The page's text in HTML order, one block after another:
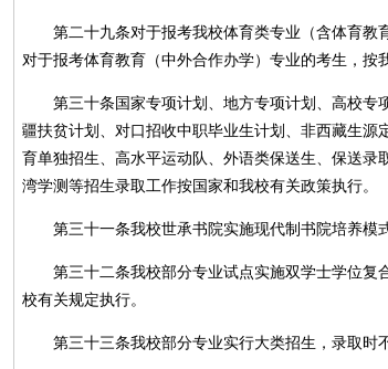
第二十九条对于报考我校体育类专业（含体育教育
对于报考体育教育（中外合作办学）专业的考生，按
第三十条国家专项计划、地方专项计划、高校专
疆扶贫计划、对口招收中职毕业生计划、非西藏生
育单独招生、高水平运动队、外语类保送生、保送
湾学测等招生录取工作按国家和我校有关政策执行。
第三十一条我校世承书院实施现代制书院培养模式
第三十二条我校部分专业试点实施双学士学位复合
校有关规定执行。
第三十三条我校部分专业实行大类招生，录取时